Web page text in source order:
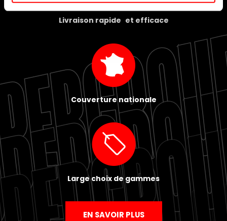
Livraison rapide et efficace
Couverture nationale
Large choix de gammes
EN SAVOIR PLUS